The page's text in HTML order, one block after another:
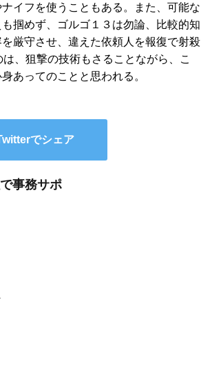
イフを使うこともある。また、可能な
掴めず、ゴルゴ１３は勿論、比較的知
厳守させ、違えた依頼人を報復で射殺
、狙撃の技術もさることながら、こ
あってのことと思われる。
でシェア
事務サポ